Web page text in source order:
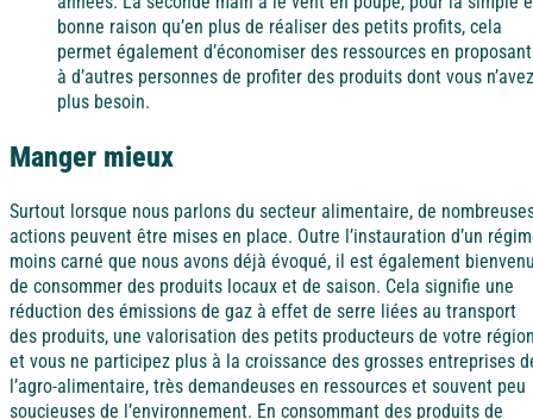
bonne raison qu’en plus de réaliser des petits profits, cela
permet également d’économiser des ressources en proposant
à d’autres personnes de profiter des produits dont vous n’avez
plus besoin.
Manger mieux
Surtout lorsque nous parlons du secteur alimentaire, de
actions peuvent être mises en place. Outre l’instauration d’un
moins carné que nous avons déjà évoqué, il est également
de consommer des produits locaux et de saison. Cela signifie une
réduction des émissions de gaz à effet de serre liées au transport
des produits, une valorisation des petits producteurs de votre
et vous ne participez plus à la croissance des grosses entreprises
l’agro-alimentaire, très demandeuses en ressources et souvent peu
soucieuses de l’environnement. En consommant des produits de